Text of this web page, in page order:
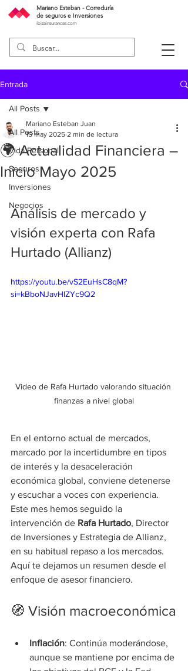
Mariano Esteban - Correduría
de seguros e Inversiones
ibizainsurances.com
Entrada
All Posts
Vida Personal
Seguros
Inversiones
Negocios
All Posts
🌍 Actualidad Financiera –
Inicio Mayo 2025
Mariano Esteban Juan
15 may 2025 2 min de lectura
Análisis de mercado y
visión experta con Rafa
Hurtado (Allianz)
https://youtu.be/vS2EuHsC8qM?
si=kBboNJavHlZYc9Q2
Video de Rafa Hurtado valorando situación
finanzas a nivel global
En el entorno actual de mercados,
marcado por la incertidumbre en tipos
de interés y la desaceleración
económica global, conviene detenerse
y escuchar a voces con experiencia.
Este mes hemos seguido la
intervención de Rafa Hurtado, Director
de Inversiones y Estrategia de Allianz,
en su habitual repaso a los mercados.
Aquí te dejamos un resumen desde el
enfoque de asesor financiero.
🧭 Visión macroeconómica
Inflación: Continúa moderándose,
aunque se mantiene por encima de